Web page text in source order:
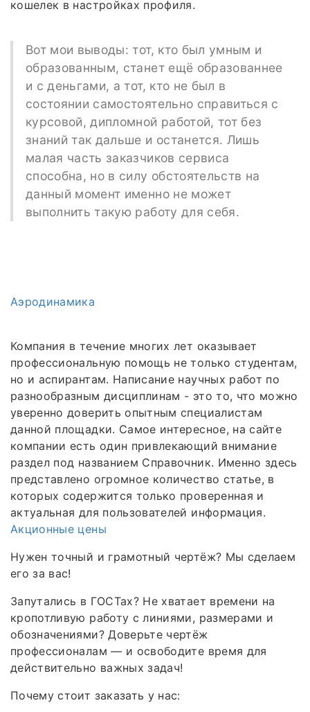
кошелек в настройках профиля.
Вот мои выводы: тот, кто был умным и
образованным, станет ещё образованнее
и с деньгами, а тот, кто не был в
состоянии самостоятельно справиться с
курсовой, дипломной работой, тот без
знаний так дальше и останется. Лишь
малая часть заказчиков сервиса
способна, но в силу обстоятельств на
данный момент именно не может
выполнить такую работу для себя.
Аэродинамика
Компания в течение многих лет оказывает
профессиональную помощь не только студентам,
но и аспирантам. Написание научных работ по
разнообразным дисциплинам - это то, что можно
уверенно доверить опытным специалистам
данной площадки. Самое интересное, на сайте
компании есть один привлекающий внимание
раздел под названием Справочник. Именно здесь
представлено огромное количество статье, в
которых содержится только проверенная и
актуальная для пользователей информация.
Акционные цены
Нужен точный и грамотный чертёж? Мы сделаем
его за вас!
Запутались в ГОСТах? Не хватает времени на
кропотливую работу с линиями, размерами и
обозначениями? Доверьте чертёж
профессионалам — и освободите время для
действительно важных задач!
Почему стоит заказать у нас: